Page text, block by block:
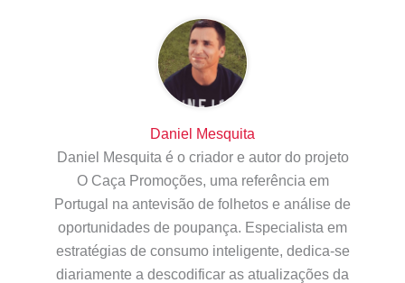
Daniel Mesquita
Daniel Mesquita é o criador e autor do projeto
O Caça Promoções, uma referência em
Portugal na antevisão de folhetos e análise de
oportunidades de poupança. Especialista em
estratégias de consumo inteligente, dedica-se
diariamente a descodificar as atualizações da